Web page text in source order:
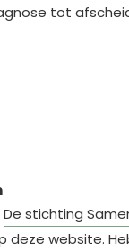
tot
De stichting
website.